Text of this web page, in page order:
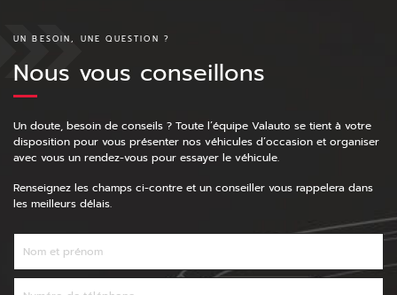
UN BESOIN, UNE QUESTION ?
Nous vous conseillons
Un doute, besoin de conseils ? Toute l’équipe Valauto se tient à votre
disposition pour vous présenter nos véhicules d’occasion et organiser
avec vous un rendez-vous pour essayer le véhicule.
Renseignez les champs ci-contre et un conseiller vous rappelera dans
les meilleurs délais.